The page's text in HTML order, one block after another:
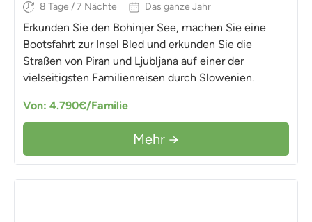
8 Tage / 7 Nächte Das ganze Jahr
Erkunden Sie den Bohinjer See, machen Sie eine
Bootsfahrt zur Insel Bled und erkunden Sie die
Straßen von Piran und Ljubljana auf einer der
vielseitigsten Familienreisen durch Slowenien.
Von: 4.790€/Familie
Mehr →